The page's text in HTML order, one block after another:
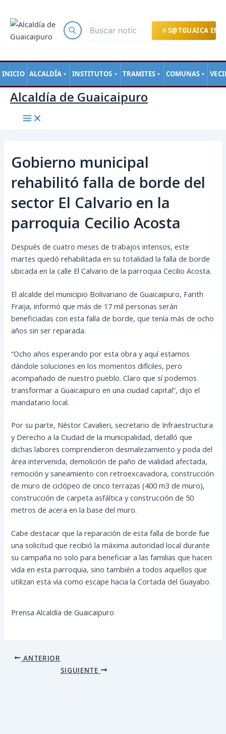
S@TGUAICA EN
INICIO ALCALDÍA ▼ INSTITUTOS ▼ TRAMITES ▼ COMUNAS ▼
contenido
Alcaldía de Guaicaipuro
Gobierno municipal
rehabilitó falla de borde del
sector El Calvario en la
parroquia Cecilio Acosta
Después de cuatro meses de trabajos intensos, este
martes quedó rehabilitada en su totalidad la falla de borde
ubicada en la calle El Calvario de la parroquia Cecilio Acosta.
El alcalde del municipio Bolivariano de Guaicaipuro, Farith
Fraija, informó que más de 17 mil personas serán
beneficiadas con esta falla de borde, que tenía más de ocho
años sin ser reparada.
“Ocho años esperando por esta obra y aquí estamos
dándole soluciones en los momentos difíciles, pero
acompañado de nuestro pueblo. Claro que sí podemos
transformar a Guaicaipuro en una ciudad capital”, dijo el
mandatario local.
Por su parte, Néstor Cavalieri, secretario de Infraestructura
y Derecho a la Ciudad de la municipalidad, detalló que
dichas labores comprendieron desmalezamiento y poda del
área intervenida, demolición de paño de vialidad afectada,
remoción y saneamiento con retroexcavadora, construcción
de muro de ciclópeo de cinco terrazas (400 m3 de muro),
construcción de carpeta asfáltica y construcción de 50
metros de acera en la base del muro.
Cabe destacar que la reparación de esta falla de borde fue
una solicitud que recibió la máxima autoridad local durante
su campaña no solo para beneficiar a las familias que hacen
vida en esta parroquia, sino también a todos aquellos que
utilizan esta vía como escape hacia la Cortada del Guayabo.
Prensa Alcaldía de Guaicaipuro
de
entradas
ANTERIOR
SIGUIENTE